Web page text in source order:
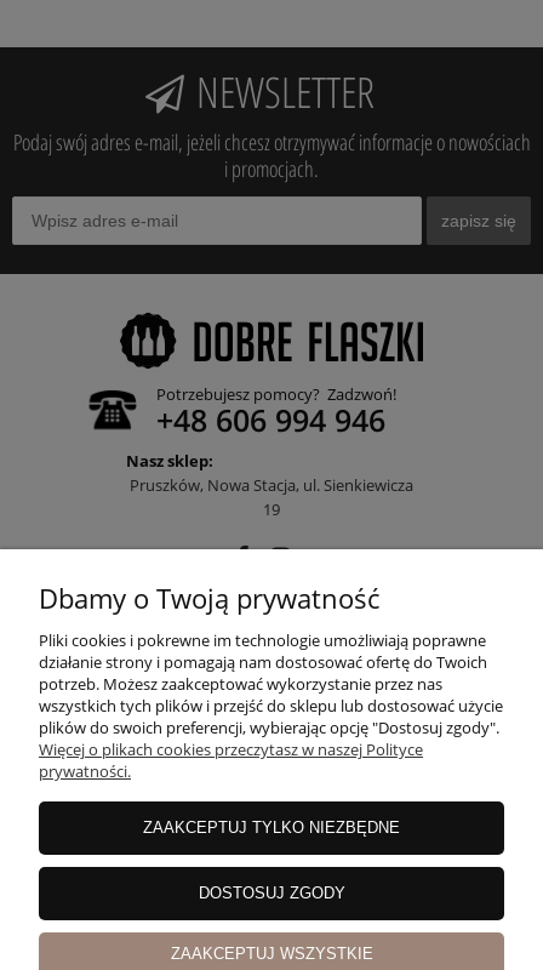
NEWSLETTER
Podaj swój adres e-mail, jeżeli chcesz otrzymywać informacje o nowościach
i promocjach.
zapisz się
Potrzebujesz pomocy? Zadzwoń!
+48 606 994 946
Nasz sklep:
Pruszków, Nowa Stacja, ul. Sienkiewicza
19
POMOC
MOJE KONTO
PŁATNOŚCI I DOSTAWA
INFORMACJE
O NAS
Dbamy o Twoją prywatność
Pliki cookies i pokrewne im technologie umożliwiają poprawne
działanie strony i pomagają nam dostosować ofertę do Twoich
potrzeb. Możesz zaakceptować wykorzystanie przez nas
wszystkich tych plików i przejść do sklepu lub dostosować użycie
plików do swoich preferencji, wybierając opcję "Dostosuj zgody".
Więcej o plikach cookies przeczytasz w naszej Polityce
prywatności.
ZAAKCEPTUJ TYLKO NIEZBĘDNE
DOSTOSUJ ZGODY
ZAAKCEPTUJ WSZYSTKIE